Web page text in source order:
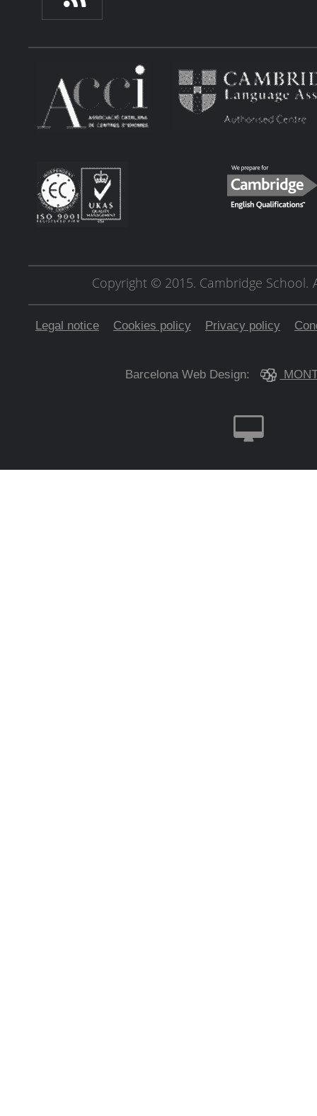
Copyright © 2015. Cambridge School.
Legal notice Cookies policy Privacy policy
Barcelona Web Design: